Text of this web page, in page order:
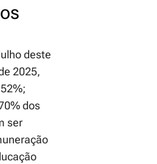
deste
2025,
dos
ser